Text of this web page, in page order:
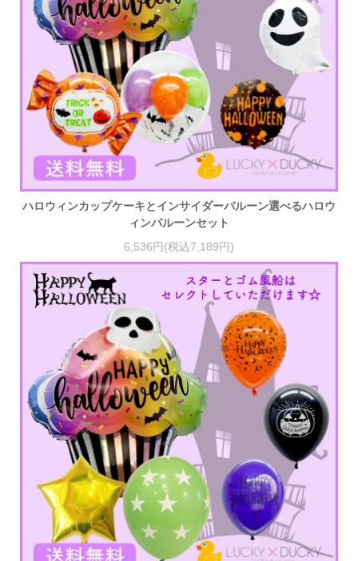
ハロウィンカップケーキとインサイダーバルーン選べるハロウ
ィンバルーンセット
6,536円(税込7,189円)